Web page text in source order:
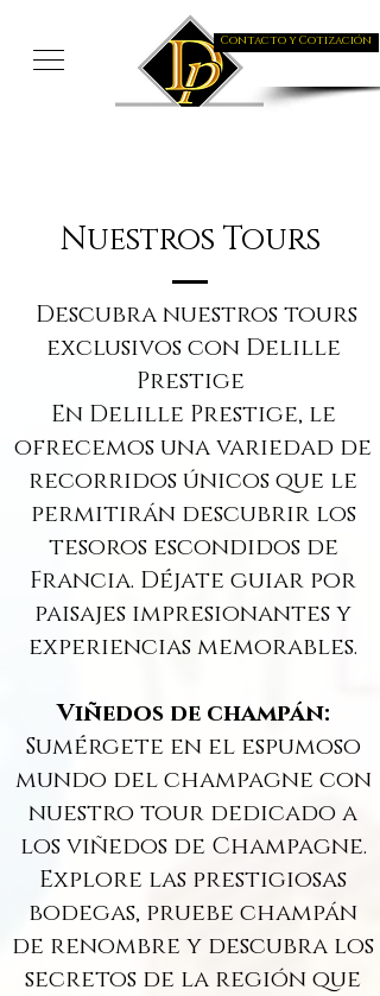
Contacto y Cotización
Nuestros Tours
Descubra nuestros tours
exclusivos con Delille
Prestige
En Delille Prestige, le
ofrecemos una variedad de
recorridos únicos que le
permitirán descubrir los
tesoros escondidos de
Francia. Déjate guiar por
paisajes impresionantes y
experiencias memorables.
Viñedos de champán:
Sumérgete en el espumoso
mundo del champagne con
nuestro tour dedicado a
los viñedos de Champagne.
Explore las prestigiosas
bodegas, pruebe champán
de renombre y descubra los
secretos de la región que